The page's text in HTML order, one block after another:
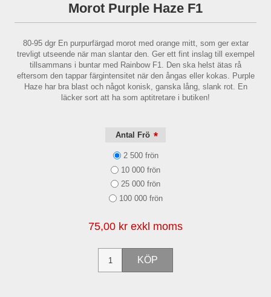
Morot Purple Haze F1
80-95 dgr En purpurfärgad morot med orange mitt, som ger extar
trevligt utseende när man slantar den. Ger ett fint inslag till exempel
tillsammans i buntar med Rainbow F1. Den ska helst ätas rå
eftersom den tappar färgintensitet när den ångas eller kokas. Purple
Haze har bra blast och något konisk, ganska lång, slank rot. En
läcker sort att ha som aptitretare i butiken!
Antal Frö *
2 500 frön
10 000 frön
25 000 frön
100 000 frön
75,00 kr exkl moms